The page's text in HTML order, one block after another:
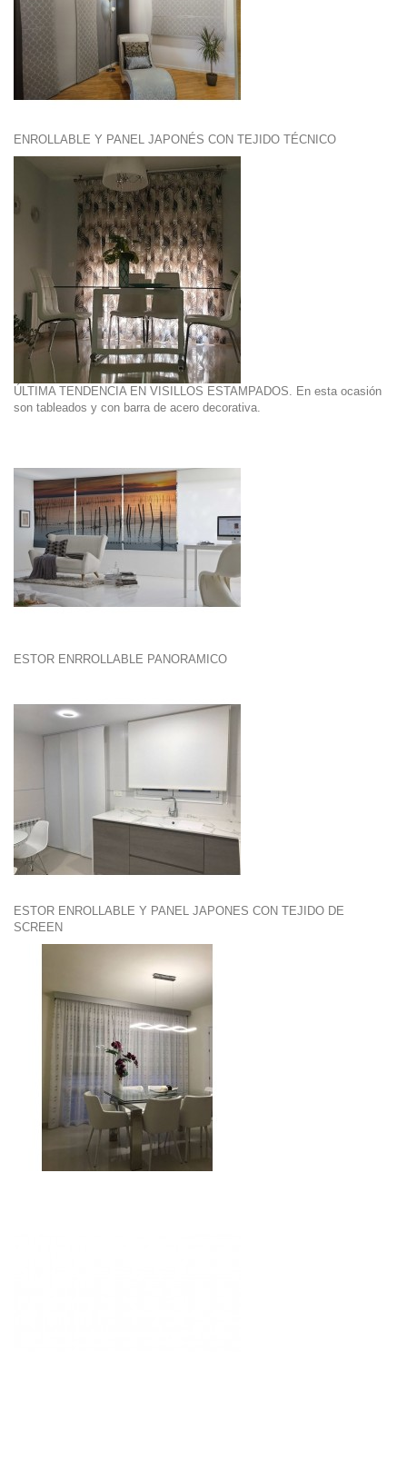
ENROLLABLE Y PANEL JAPONÉS CON TEJIDO TÉCNICO
ÚLTIMA TENDENCIA EN VISILLOS ESTAMPADOS. En esta ocasión
son tableados y con barra de acero decorativa.
ESTOR ENRROLLABLE PANORAMICO
ESTOR ENROLLABLE Y PANEL JAPONES CON TEJIDO DE
SCREEN